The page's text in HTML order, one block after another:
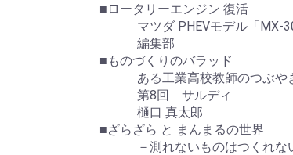
■ロータリーエンジン 復活
マツダ PHEVモデル「MX-30
編集部
■ものづくりのバラッド
ある工業高校教師のつぶや
第8回 サルディ
樋口 真太郎
■ざらざら と まんまるの世界
－測れないものはつくれな